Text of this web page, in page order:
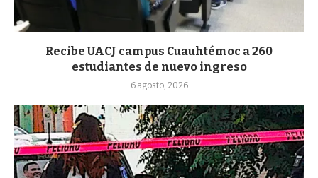
Recibe UACJ campus Cuauhtémoc a 260
estudiantes de nuevo ingreso
6 agosto, 2026